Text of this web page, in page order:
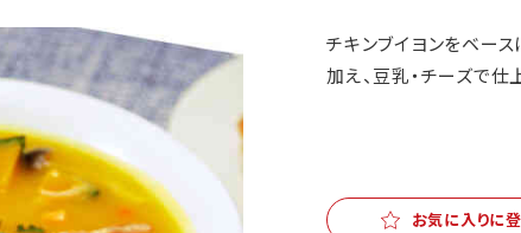
チキンブイヨンをベー
加え、豆乳・チーズで仕
お気に入りに